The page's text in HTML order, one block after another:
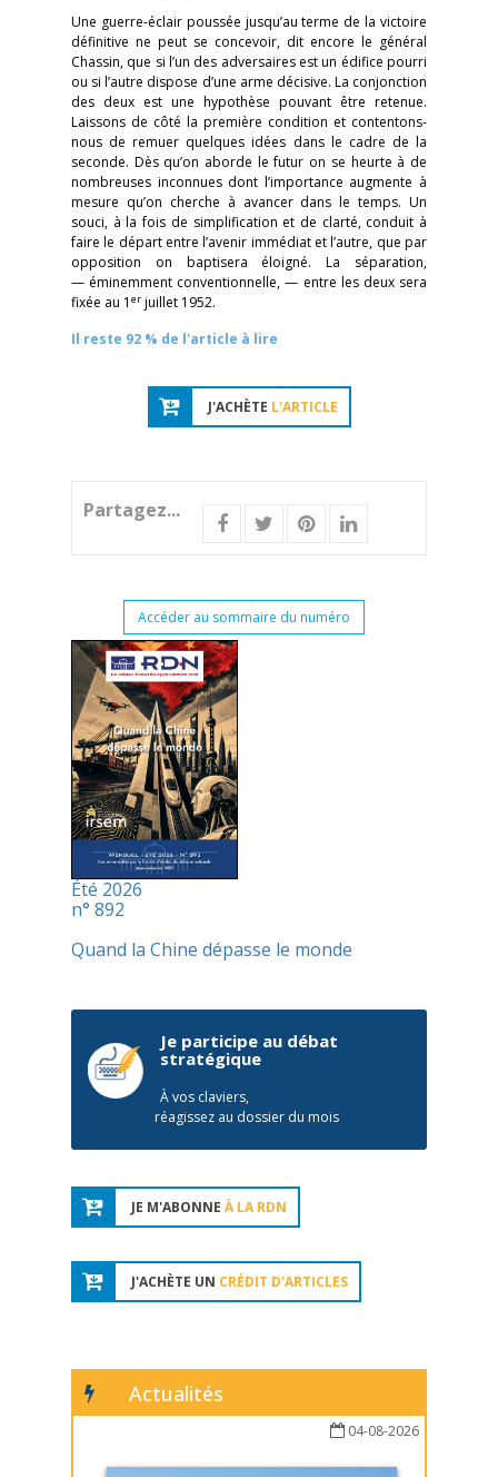
Une guerre-éclair poussée jusqu’au terme de la victoire
définitive ne peut se concevoir, dit encore le général
Chassin, que si l’un des adversaires est un édifice pourri
ou si l’autre dispose d’une arme décisive. La conjonction
des deux est une hypothèse pouvant être retenue.
Laissons de côté la première condition et contentons-
nous de remuer quelques idées dans le cadre de la
seconde. Dès qu’on aborde le futur on se heurte à de
nombreuses inconnues dont l’importance augmente à
mesure qu’on cherche à avancer dans le temps. Un
souci, à la fois de simplification et de clarté, conduit à
faire le départ entre l’avenir immédiat et l’autre, que par
opposition on baptisera éloigné. La séparation,
— éminemment conventionnelle, — entre les deux sera
fixée au 1 er juillet 1952.
Il reste 92 % de l'article à lire
J'ACHÈTE L'ARTICLE
Partagez...
Accéder au sommaire du numéro
Été 2026
n° 892
Quand la Chine dépasse le monde
Je participe au débat
stratégique
À vos claviers,
réagissez au dossier du mois
JE M'ABONNE À LA RDN
J'ACHÈTE UN CRÉDIT D'ARTICLES
Actualités
04-08-2026